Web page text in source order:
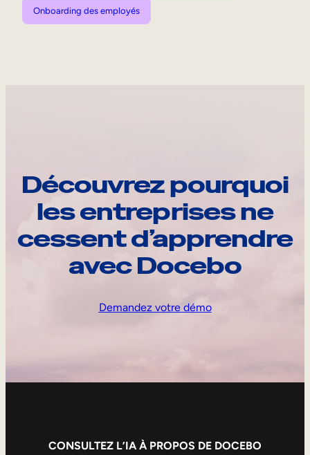
Onboarding des employés
Découvrez pourquoi
les entreprises ne
cessent d’apprendre
avec Docebo
Demandez votre démo
CONSULTEZ L’IA À PROPOS DE DOCEBO